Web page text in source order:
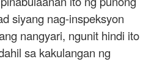
siyang nag-inspeksyon
nangyari, ngunit hindi ito
sa kakulangan ng